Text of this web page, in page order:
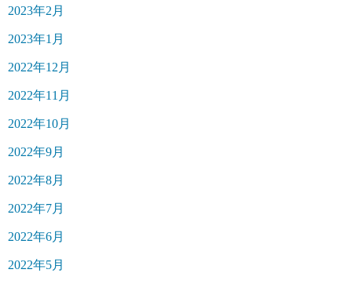
2023年2月
2023年1月
2022年12月
2022年11月
2022年10月
2022年9月
2022年8月
2022年7月
2022年6月
2022年5月